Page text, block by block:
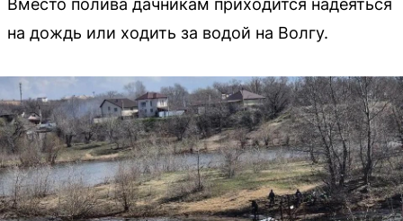
на дождь или ходить за водой на Волгу.